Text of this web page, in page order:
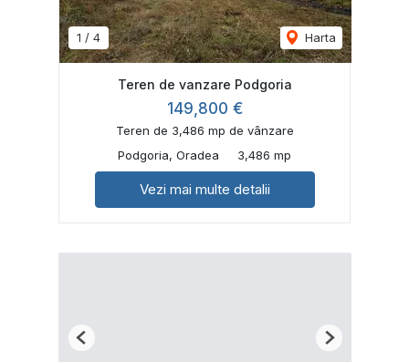
1 / 4 Harta
Teren de vanzare Podgoria
149,800 €
Teren de 3,486 mp de vânzare
Podgoria, Oradea
3,486 mp
Vezi mai multe detalii
Previous Next